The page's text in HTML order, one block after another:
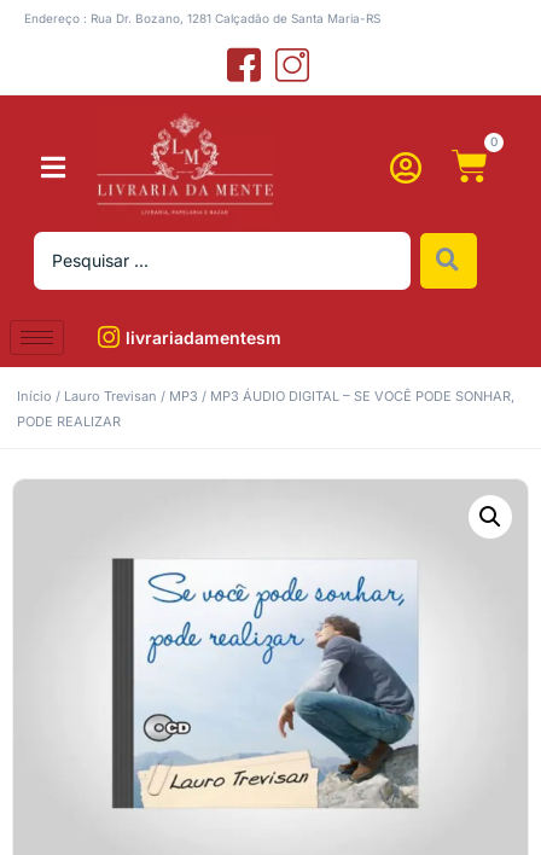
Endereço : Rua Dr. Bozano, 1281 Calçadão de Santa Maria-RS
0
livrariadamentesm
Início / Lauro Trevisan / MP3 / MP3 ÁUDIO DIGITAL – SE VOCÊ PODE SONHAR,
PODE REALIZAR